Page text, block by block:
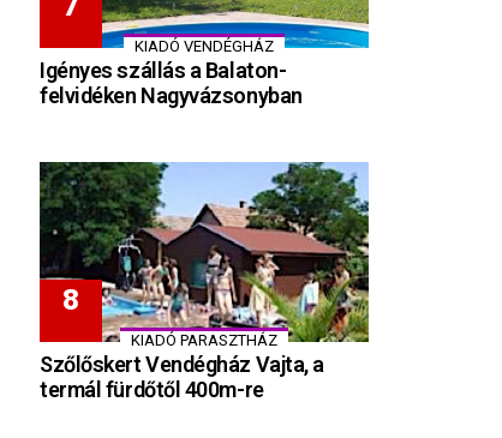
KIADÓ VENDÉGHÁZ
Igényes szállás a Balaton-
felvidéken Nagyvázsonyban
KIADÓ PARASZTHÁZ
Szőlőskert Vendégház Vajta, a
termál fürdőtől 400m-re